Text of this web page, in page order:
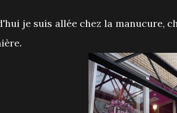
je suis allée chez la manucure,